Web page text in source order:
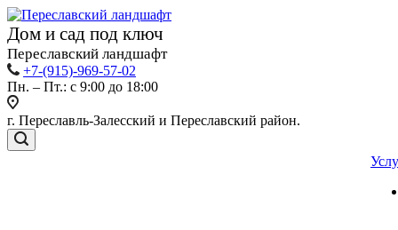
Дом и сад под ключ
Переславский ландшафт
+7-(915)-969-57-02
Пн. – Пт.: с 9:00 до 18:00
г. Переславль-Залесский и Переславский район.